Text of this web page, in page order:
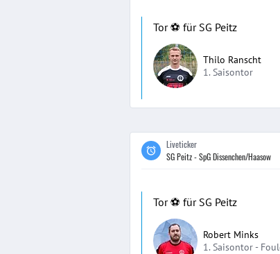
Tor ⚽️ für SG Peitz
Thilo Ranscht
1. Saisontor
Liveticker
SG Peitz - SpG Dissenchen/Haasow
Tor ⚽️ für SG Peitz
Robert Minks
1. Saisontor -